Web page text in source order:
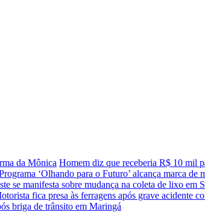
da Mônica Homem diz que receberia R$ 10 mil
‘Olhando para o Futuro’ alcança marca de
se manifesta sobre mudança na coleta de lixo em
fica presa às ferragens após grave acidente
briga de trânsito em Maringá